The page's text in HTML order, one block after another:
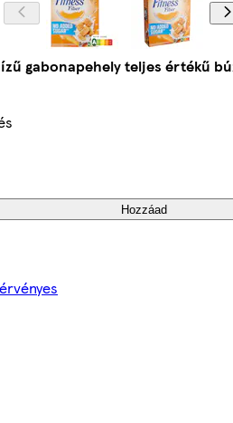
gabonapehely teljes értékű
Hozzáad